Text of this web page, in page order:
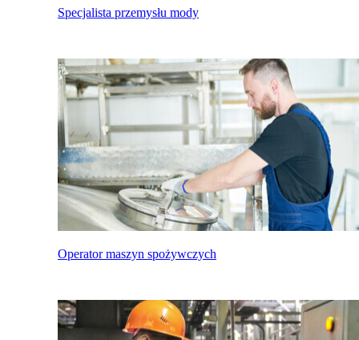
Specjalista przemysłu mody
Operator maszyn spożywczych